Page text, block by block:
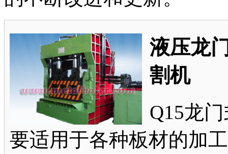
液压龙
割机
Q15龙
要适用于各种板材的加